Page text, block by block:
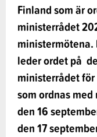
Finland som är
ministerrådet
leder ordet på
ministerrådet för
som ordnas
den 16
den 17